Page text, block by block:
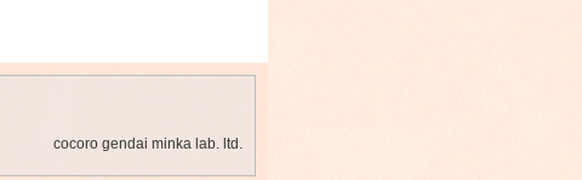
cocoro gendai minka lab. ltd.